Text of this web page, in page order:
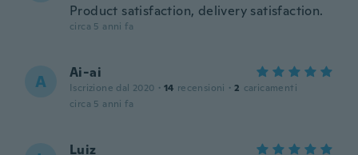
Product satisfaction, delivery satisfaction.
circa 5 anni fa
A Ai-ai
Iscrizione dal 2020 · 14 recensioni · 2 caricamenti
circa 5 anni fa
Luiz